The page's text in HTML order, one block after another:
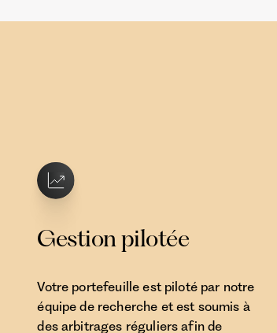
Gestion pilotée
Votre portefeuille est piloté par notre
équipe de recherche et est soumis à
des arbitrages réguliers afin de